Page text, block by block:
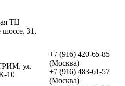
ТЦ
31,
ул.
10
+7 (916) 420-65-85
(Москва)
+7 (916) 483-61-57
(Москва)